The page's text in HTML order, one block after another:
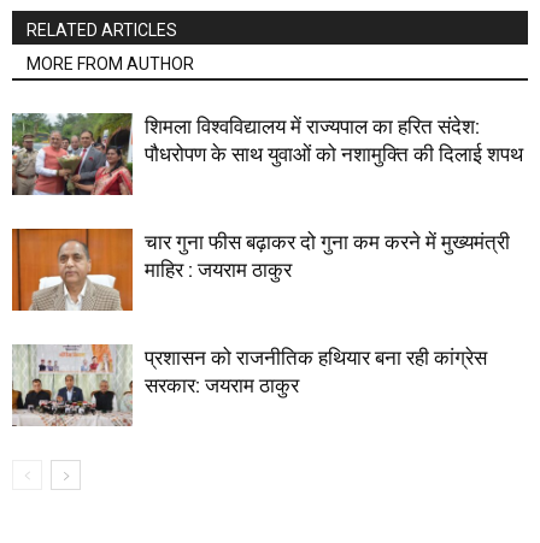
RELATED ARTICLES
MORE FROM AUTHOR
शिमला विश्वविद्यालय में राज्यपाल का हरित संदेश:
पौधरोपण के साथ युवाओं को नशामुक्ति की दिलाई शपथ
चार गुना फीस बढ़ाकर दो गुना कम करने में मुख्यमंत्री
माहिर : जयराम ठाकुर
प्रशासन को राजनीतिक हथियार बना रही कांग्रेस
सरकार: जयराम ठाकुर